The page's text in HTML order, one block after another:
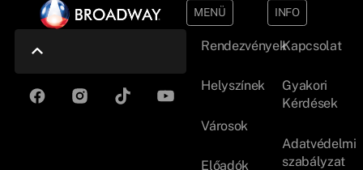
MENÜ
Rendezvények
Helyszínek
Városok
Előadók
INFO
Kapcsolat
Gyakori
Kérdések
Adatvédelmi
szabályzat